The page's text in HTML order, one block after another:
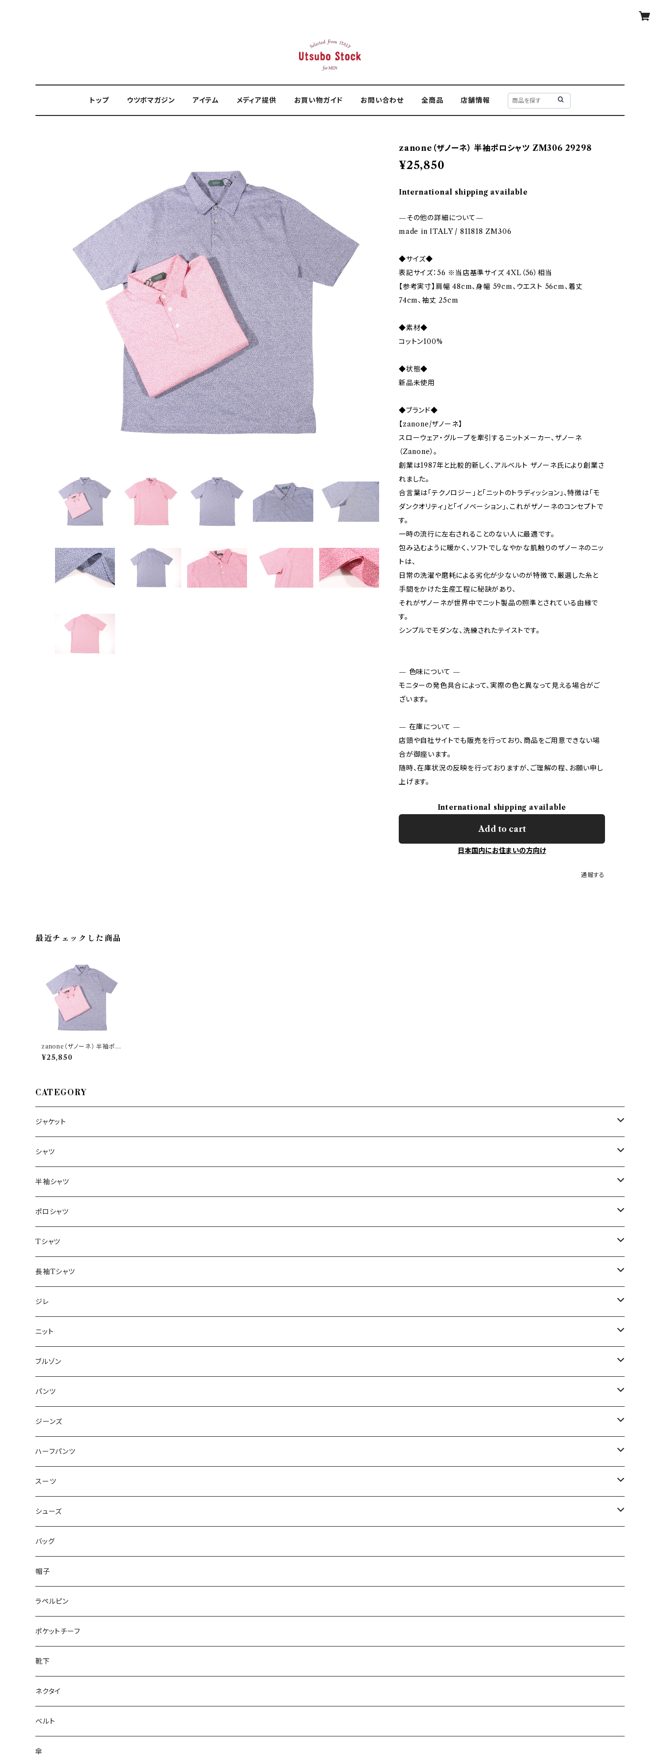
トップ ウツボマガジン アイテム メディア提供 お買い物ガイド お問い合わせ 全商品 店舗情報
zanone（ザノーネ） 半袖ポロシャツ ZM306 29298
¥25,850
International shipping available
—その他の詳細について—
made in ITALY / 811818 ZM306
◆サイズ◆
表記サイズ：56 ※当店基準サイズ 4XL（56）相当
【参考実寸】肩幅 48cm、身幅 59cm、ウエスト 56cm、着丈
74cm、袖丈 25cm
◆素材◆
コットン100%
◆状態◆
新品未使用
◆ブランド◆
【zanone/ザノーネ】
スローウェア・グループを牽引するニットメーカー、ザノーネ
（Zanone）。
創業は1987年と比較的新しく、アルベルト ザノーネ氏により創業さ
れました。
合言葉は「テクノロジー」と「ニットのトラディッション」、特徴は「モ
ダンクオリティ」と「イノベーション」、これがザノーネのコンセプトで
す。
一時の流行に左右されることのない人に最適です。
包み込むように暖かく、ソフトでしなやかな肌触りのザノーネのニッ
トは、
日常の洗濯や磨耗による劣化が少ないのが特徴で、厳選した糸と
手間をかけた生産工程に秘訣があり、
それがザノーネが世界中でニット製品の照準とされている由縁で
す。
シンプルでモダンな、洗練されたテイストです。
— 色味について —
モニターの発色具合によって、実際の色と異なって見える場合がご
ざいます。
— 在庫について —
店頭や自社サイトでも販売を行っており、商品をご用意できない場
合が御座います。
随時、在庫状況の反映を行っておりますが、ご理解の程、お願い申し
上げます。
International shipping available
Add to cart
日本国内にお住まいの方向け
通報する
最近チェックした商品
zanone（ザノーネ） 半袖ポロ
シャツ ZM306 29298
¥25,850
CATEGORY
ジャケット
～44/S
46/M
48/L
50/XL～
シャツ
～44/S
46/M
48/L
50/XL～
半袖シャツ
～44/S
46/M
48/L
50/XL～
ポロシャツ
～44/S
46/M
48/L
50/XL～
Tシャツ
～44/S
46/M
48/L
50/XL～
長袖Tシャツ
～44/S
46/M
48/L
50/XL～
ジレ
～44/S
46/M
48/L
50/XL～
ニット
～44/S
46/M
48/L
50/XL～
ブルゾン
～44/S
46/M
48/L
50/XL～
パンツ
～44/S
46/M
48/L
50/XL～
ジーンズ
～44/S
46/M
48/L
50/XL～
ハーフパンツ
～44/S
46/M
48/L
50/XL～
スーツ
～44/S
46/M
48/L
50/XL～
シューズ
～25.5cm
26cm～
27cm～
28cm～
バッグ
帽子
ラペルピン
ポケットチーフ
靴下
ネクタイ
ベルト
傘